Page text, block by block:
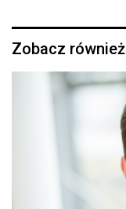
Zobacz również